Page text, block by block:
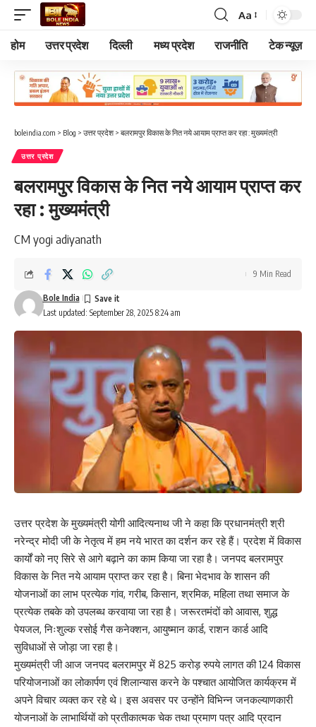
Font
Resizer
Aa
होम उत्तर प्रदेश दिल्ली मध्य प्रदेश राजनीति टेक न्यूज़
boleindia.com > Blog > उत्तर प्रदेश> बलरामपुर विकास के नित नये आयाम प्राप्त कर रहा : मुख्यमंत्री
उत्तर प्रदेश
बलरामपुर विकास के नित नये आयाम प्राप्त कर
रहा : मुख्यमंत्री
CM yogi adiyanath
Last updated: September 28, 2025 8:24 am
Bole India
9 Min Read
उत्तर प्रदेश के मुख्यमंत्री योगी आदित्यनाथ जी ने कहा कि प्रधानमंत्री श्री
नरेन्द्र मोदी जी के नेतृत्व में हम नये भारत का दर्शन कर रहे हैं। प्रदेश में विकास
कार्यों को नए सिरे से आगे बढ़ाने का काम किया जा रहा है। जनपद बलरामपुर
विकास के नित नये आयाम प्राप्त कर रहा है। बिना भेदभाव के शासन की
योजनाओं का लाभ प्रत्येक गांव, गरीब, किसान, श्रमिक, महिला तथा समाज के
प्रत्येक तबके को उपलब्ध करवाया जा रहा है। जरूरतमंदों को आवास, शुद्ध
पेयजल, निःशुल्क रसोई गैस कनेक्शन, आयुष्मान कार्ड, राशन कार्ड आदि
सुविधाओं से जोड़ा जा रहा है।
मुख्यमंत्री जी आज जनपद बलरामपुर में 825 करोड़ रुपये लागत की 124 विकास
परियोजनाओं का लोकार्पण एवं शिलान्यास करने के पश्चात आयोजित कार्यक्रम में
अपने विचार व्यक्त कर रहे थे। इस अवसर पर उन्होंने विभिन्न जनकल्याणकारी
योजनाओं के लाभार्थियों को प्रतीकात्मक चेक तथा प्रमाण पत्र आदि प्रदान